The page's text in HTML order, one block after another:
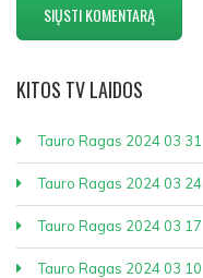
KITOS TV LAIDOS
Tauro Ragas 2024 03 31
Tauro Ragas 2024 03 24
Tauro Ragas 2024 03 17
Tauro Ragas 2024 03 10